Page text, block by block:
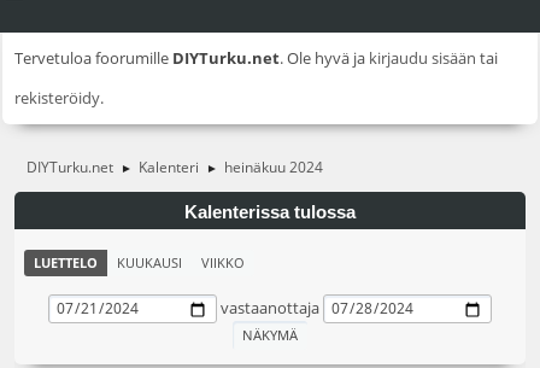
Tervetuloa foorumille DIYTurku.net. Ole hyvä ja kirjaudu sisään tai
rekisteröidy.
DIYTurku.net ► Kalenteri ► heinäkuu 2024
Kalenterissa tulossa
LUETTELO KUUKAUSI VIIKKO
vastaanottaja